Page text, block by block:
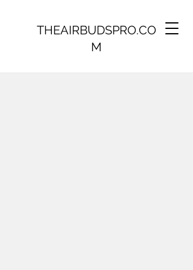
THEAIRBUDSPRO.CO
M